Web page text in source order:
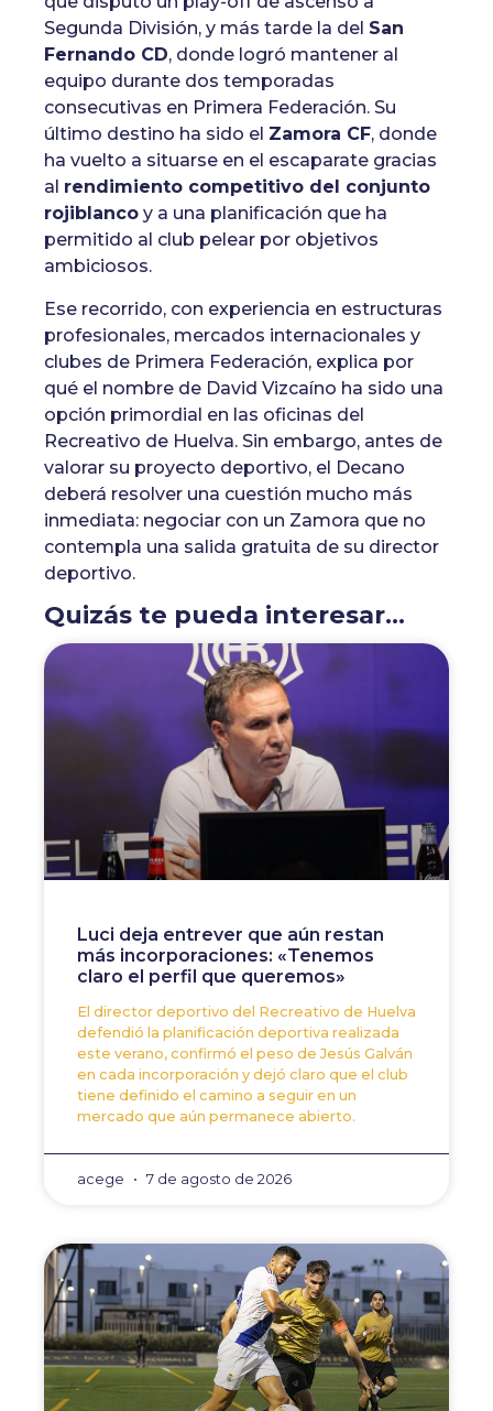
Segunda División, y más tarde la del San
Fernando CD, donde logró mantener al
equipo durante dos temporadas
consecutivas en Primera Federación. Su
último destino ha sido el Zamora CF, donde
ha vuelto a situarse en el escaparate gracias
al rendimiento competitivo del conjunto
rojiblanco y a una planificación que ha
permitido al club pelear por objetivos
ambiciosos.
Ese recorrido, con experiencia en estructuras
profesionales, mercados internacionales y
clubes de Primera Federación, explica por
qué el nombre de David Vizcaíno ha sido una
opción primordial en las oficinas del
Recreativo de Huelva. Sin embargo, antes de
valorar su proyecto deportivo, el Decano
deberá resolver una cuestión mucho más
inmediata: negociar con un Zamora que no
contempla una salida gratuita de su director
deportivo.
Quizás te pueda interesar...
Luci deja entrever que aún restan
más incorporaciones: «Tenemos
claro el perfil que queremos»
El director deportivo del Recreativo de Huelva
defendió la planificación deportiva realizada
este verano, confirmó el peso de Jesús Galván
en cada incorporación y dejó claro que el club
tiene definido el camino a seguir en un
mercado que aún permanece abierto.
acege 7 de agosto de 2026